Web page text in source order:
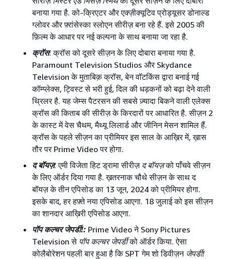
बनाया गया है. को-क्रिएटर और एक्ज़ीक्यूटिव प्रोड्यूसर डोनाल्ड
ग्लोवर और फ़्रांसेस्का स्लोएन सीरीज़ बना रहे हैं. इसे 2005 की
फ़िल्म के आधार पर नई कल्पना के साथ बनाया जा रहा है.
क्रॉस: क्रॉस को दूसरे सीज़न के लिए दोबारा बनाया गया है.
Paramount Television Studios और Skydance
Television के मुताबिक़ क्रॉस, बेन वॉटकिंस द्वारा बनाई गई
कॉम्प्लेक्स, ट्विस्ट से भरी हुई, दिल की धड़कनों को बढ़ा देने वाली
थ्रिलर है. यह जेम्स पैटरसन की सबसे ज़्यादा बिकने वाली एलेक्स
क्रॉस की किताब की सीरीज़ के किरदारों पर आधारित है. सीज़न 2
के कास्ट में वेस चैथम, मैथ्यू लिलार्ड और जीनिन मेसन शामिल हैं.
क्रॉस के पहले सीज़न का प्रीमियर इस साल के आख़िर में, ख़ास
तौर पर Prime Video पर होगा.
द बॉयज़: एमी विजेता हिट ड्रामा सीरीज़ द बॉयज़को पाँचवे सीज़न
के लिए ऑर्डर दिया गया है. ख़तरनाक चौथे सीज़न के साथ द
बॉयज़ के तीन एपिसोड का 13 जून, 2024 को प्रीमियर होगा.
इसके बाद, हर हफ़्ते नया एपिसोड आएगा. 18 जुलाई को इस सीज़न
का शानदार आख़िरी एपिसोड आएगा.
पॉप कल्चर जेपर्डी!: Prime Video ने Sony Pictures
Television से पॉप कल्चर जेपर्डीको ऑर्डर किया. ऐसा
कोलैबोरेशन पहली बार हुआ है कि SPT गेम शो डिवीज़न जेपर्डी!